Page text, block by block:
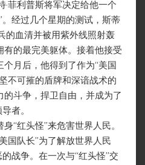
·菲利普斯将军决定给他一个
经过几个星期的测试，斯蒂
的血清并被用紫外线照射轰
有的最完美躯体。接着他接受
个月后，他得到了作为“美国
不可摧的盾牌和深谙战术的
斗争，捍卫自由，并成为了
者。
红头怪”来危害世界人民。
国队长”为了解放世界人民
战争。在一次与“红头怪”交